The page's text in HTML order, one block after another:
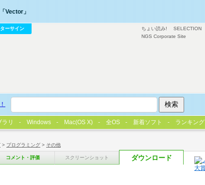
> プログラミング > その他
コメント・評価 スクリーンショット ダウンロード
ちょい読み! SELECTION
NGS Corporate Site
Vector」
ーサイン
ラリ Windows Mac(OS X) 全OS 新着ソフト ランキング